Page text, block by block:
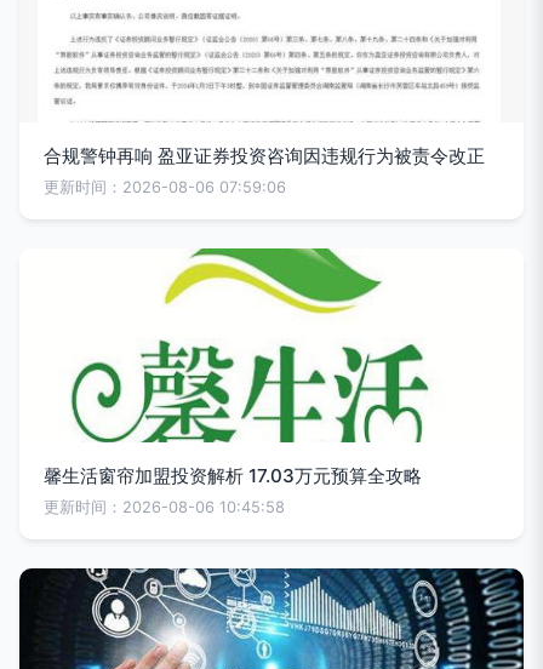
合规警钟再响 盈亚证券投资咨询因违规行为被责令改正
更新时间：2026-08-06 07:59:06
馨生活窗帘加盟投资解析 17.03万元预算全攻略
更新时间：2026-08-06 10:45:58